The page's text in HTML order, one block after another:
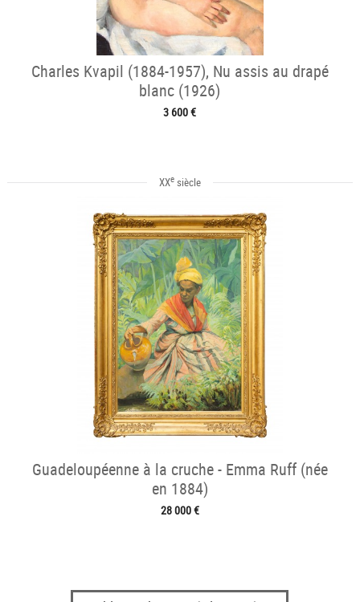
Charles Kvapil (1884-1957), Nu assis au drapé
blanc (1926)
3 600 €
XXesiècle
Guadeloupéenne à la cruche - Emma Ruff (née
en 1884)
28 000 €